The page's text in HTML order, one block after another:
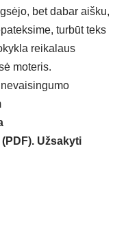
bet dabar aišku,
turbūt teks
reikalaus
moteris.
Užsakyti